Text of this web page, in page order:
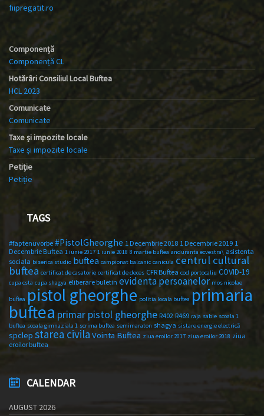
fiipregatit.ro
Componență
Componență CL
Hotărâri Consiliul Local Buftea
HCL 2023
Comunicate
Comunicate
Taxe și impozite locale
Taxe și impozite locale
Petiție
Petiție
TAGS
#faptenuvorbe #PistolGheorghe 1 Decembrie 2018 1 Decembrie 2019 1
Decembrie Buftea 1 iunie 2017 1 iunie 2018 8 martie buftea anduranta ecvestra\ asistenta
sociala biserica studio buftea campionat balcanic canicula centrul cultural
buftea certificat de casatorie certificat de deces CFR Buftea cod portocaliu COVID-19
cupa csta cupa shagya eliberare buletin evidenta persoanelor mos nicolae
buftea pistol gheorghe politia locala buftea primaria
buftea primar pistol gheorghe R402 R469 raja sabie scoala 1
buftea scoala gimnaziala 1 scrima buftea semimaraton shagya sistare energie electrică
spclep starea civila Vointa Buftea ziua eroilor 2017 ziua eroilor 2018 ziua
eroilor buftea
CALENDAR
AUGUST 2026